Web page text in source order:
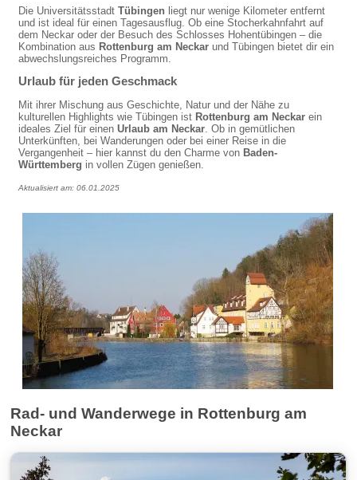
Die UniversitätsstadtTübingen liegt nur wenige Kilometer entfernt
und ist ideal für einen Tagesausflug. Ob eine Stocherkahnfahrt auf
dem Neckar oder der Besuch des Schlosses Hohentübingen – die
Kombination aus Rottenburg am Neckar und Tübingen bietet dir ein
abwechslungsreiches Programm.
Urlaub für jeden Geschmack
Mit ihrer Mischung aus Geschichte, Natur und der Nähe zu
kulturellen Highlights wie Tübingen ist Rottenburg am Neckar ein
ideales Ziel für einenUrlaub am Neckar. Ob in gemütlichen
Unterkünften, bei Wanderungen oder bei einer Reise in die
Vergangenheit – hier kannst du den Charme von Baden-
Württemberg in vollen Zügen genießen.
Aktualisiert am: 06.01.2025
Rad- und Wanderwege in Rottenburg am
Neckar